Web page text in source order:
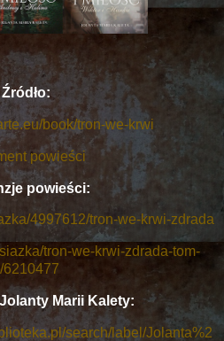
Źródło:
book/tron-we-krwi
powieści
powieści:
4997612/tron-we-krwi-zdrada
tron-we-krwi-zdrada-tom-
6210477
Marii Kalety:
search/label/Jolanta%2